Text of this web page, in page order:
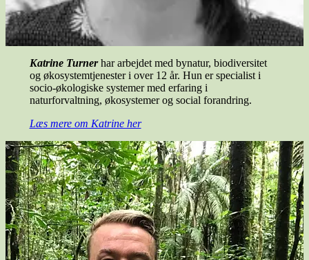
Katrine Turnerhar arbejdet med bynatur, biodiversitet
og økosystemtjenester i over 12 år. Hun er specialist i
socio-økologiske systemer med erfaring i
naturforvaltning, økosystemer og social forandring.
Læs mere om Katrine her